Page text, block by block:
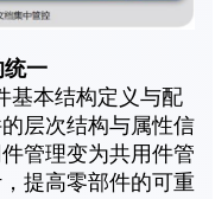
一
本结构定义与配
层次结构与属性信
管理变为共用件管
提高零部件的可重